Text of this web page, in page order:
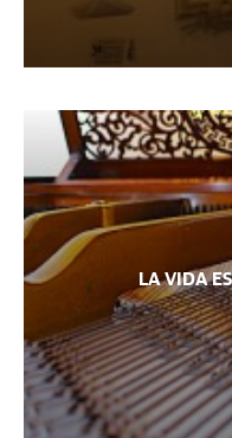
LA VIDA